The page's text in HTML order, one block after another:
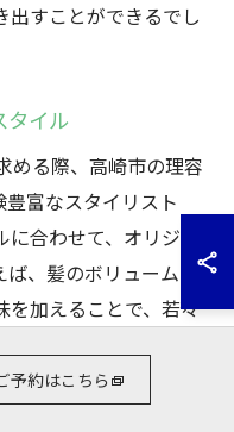
出すことができるでし
タイル
める際、高崎市の理容
富なスタイリスト
合わせて、オリジナ
ば、髪のボリュームを
を加えることで、若々
た、普段の手入れが
れるため、日常生活
共に新たな自分を見
予約はこちら